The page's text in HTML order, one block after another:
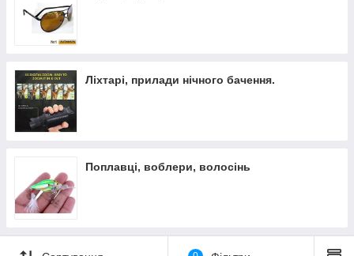
Ліхтарі, прилади нічного бачення.
Поплавці, воблери, волосінь